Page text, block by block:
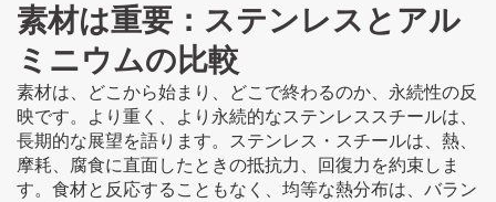
素材は重要：ステンレスとアル
ミニウムの比較
素材は、どこから始まり、どこで終わるのか、永続性の反
映です。より重く、より永続的なステンレススチールは、
長期的な展望を語ります。ステンレス・スチールは、熱、
摩耗、腐食に直面したときの抵抗力、回復力を約束しま
す。食材と反応することもなく、均等な熱分布は、バラン